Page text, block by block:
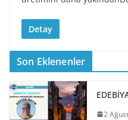
Detay
Son Eklenenler
2